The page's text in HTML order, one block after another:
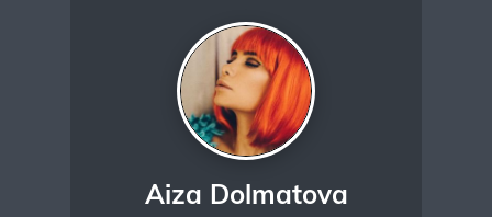
Aiza Dolmatova